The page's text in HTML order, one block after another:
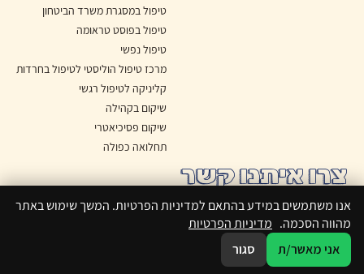
טיפול במסגרת משרד הביטחון
טיפול בפוסט טראומה
טיפול נפשי
מרכז טיפול הוליסטי לטיפול בחרדות
קליניקה לטיפול רגשי
שיקום בקהילה
שיקום פסיכיאטרי
תחלואה כפולה
צרו איתנו קשר
היסמין 8, הרצליה פיתוח
Whatsapp
hamotalcaro@gmail.com
050-2230860
אנו משתמשים במידע בהתאם למדיניות הפרטיות. המשך שימוש באתר
מהווה הסכמה. מדיניות הפרטיות
אני מאשר/ת
סגור